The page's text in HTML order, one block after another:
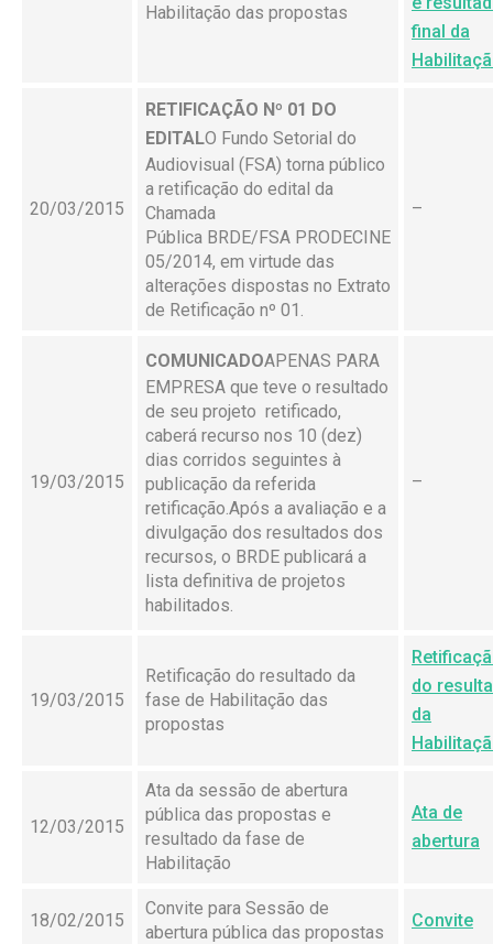
Habilitação das propostas
final da
20/03/2015
RETIFICAÇÃO Nº 01 DO
EDITALO Fundo Setorial do
Audiovisual (FSA) torna público
a retificação do edital da
Chamada
Pública BRDE/FSA PRODECINE
05/2014, em virtude das
alterações dispostas no Extrato
de Retificação nº 01.
–
19/03/2015
COMUNICADOAPENAS PARA
EMPRESA que teve o resultado
de seu projeto retificado,
caberá recurso nos 10 (dez)
dias corridos seguintes à
publicação da referida
retificação.Após a avaliação e a
divulgação dos resultados dos
recursos, o BRDE publicará a
lista definitiva de projetos
habilitados.
–
19/03/2015
Retificação do resultado da
fase de Habilitação das
propostas
do
da
12/03/2015
Ata da sessão de abertura
pública das propostas e
resultado da fase de
Habilitação
Ata de
abertura
18/02/2015
Convite para Sessão de
abertura pública das propostas
Convite